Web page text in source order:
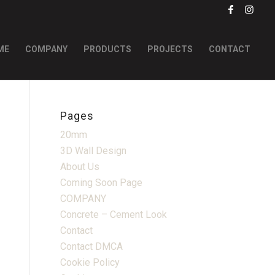
COMPANY PRODUCTS PROJECTS CONTACT
Pages
20mm
3D Wall Design
About Us
Coming Soon Page
COMPANY
Concrete – Cement Look
Contact
Contact DMCA
Cookie Policy